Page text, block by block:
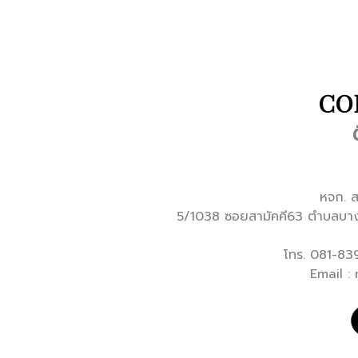
หจก.
5/1038 ซอยสามัคคี63 ตำบลบา
โทร. 081-
Email :